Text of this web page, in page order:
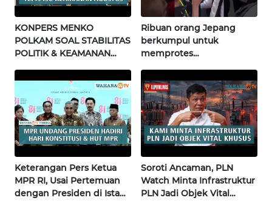
KONPERS MENKO
POLKAM SOAL STABILITAS
POLITIK & KEAMANAN
Terkini
Ribuan orang Jepang
berkumpul untuk
memprotes
pertama di Fujisawa
Keterangan Pers Ketua
MPR RI, Usai Pertemuan
dengan Presiden di Istana
Soroti Ancaman, PLN
Watch Minta Infrastruktur
PLN Jadi Objek Vital
WN
BALI
WN
WN
KALTENG
WN
KALTARA
WN
KALSEL